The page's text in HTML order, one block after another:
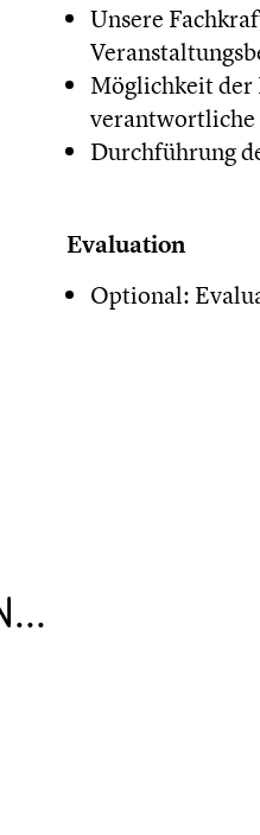
Unsere
Möglichkeit der
verantwortliche
Durchführung
Evaluation
Optional: